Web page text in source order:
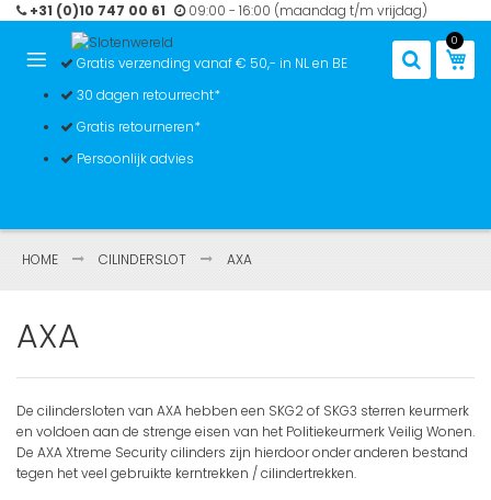
Ga
de
inhoud
+31 (0)10 747 00 61 09:00 - 16:00 (maandag t/m vrijdag)
0
Gratis verzending vanaf € 50,- in NL en BE
30 dagen retourrecht*
Gratis retourneren*
Persoonlijk advies
HOME CILINDERSLOT AXA
AXA
De cilindersloten van AXA hebben een SKG2 of SKG3 sterren keurmerk
en voldoen aan de strenge eisen van het Politiekeurmerk Veilig Wonen.
De AXA Xtreme Security cilinders zijn hierdoor onder anderen bestand
tegen het veel gebruikte kerntrekken / cilindertrekken.